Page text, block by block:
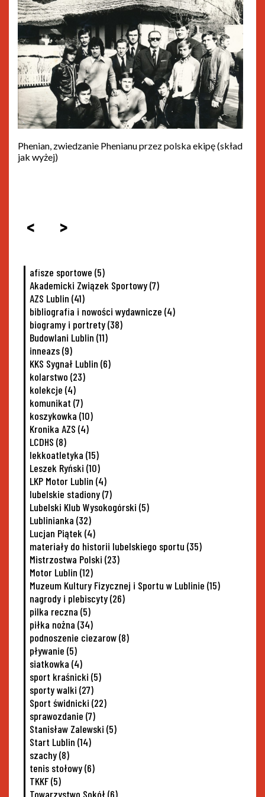
Phenian, zwiedzanie Phenianu przez polska ekipę (skład
jak wyżej)
< >
afisze sportowe (5)
Akademicki Związek Sportowy(7)
AZS Lublin (41)
bibliografia i nowości wydawnicze (4)
biogramy i portrety(38)
Budowlani Lublin (11)
inneazs(9)
KKS Sygnał Lublin (6)
kolarstwo (23)
kolekcje (4)
komunikat (7)
koszykowka (10)
Kronika AZS (4)
LCDHS (8)
lekkoatletyka (15)
Leszek Ryński (10)
LKP Motor Lublin (4)
lubelskie stadiony(7)
Lubelski Klub Wysokogórski (5)
Lublinianka (32)
Lucjan Piątek (4)
materiały do historii lubelskiego sportu (35)
Mistrzostwa Polski (23)
Motor Lublin (12)
Muzeum Kultury Fizycznej i Sportu w Lublinie (15)
nagrody i plebiscyty(26)
pilka reczna (5)
piłka nożna (34)
podnoszenie ciezarow(8)
pływanie (5)
siatkowka (4)
sport kraśnicki (5)
sporty walki (27)
Sport świdnicki (22)
sprawozdanie (7)
Stanisław Zalewski (5)
Start Lublin (14)
szachy(8)
tenis stołowy(6)
TKKF(5)
Towarzystwo Sokół(6)